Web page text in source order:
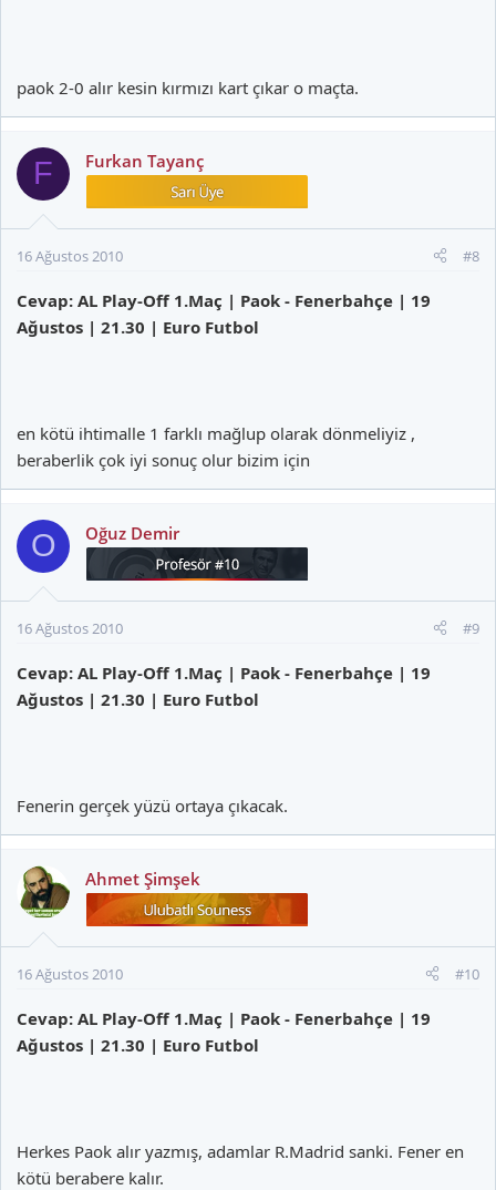
paok 2-0 alır kesin kırmızı kart çıkar o maçta.
F Furkan Tayanç
16 Ağustos 2010 #8
Cevap: AL Play-Off 1.Maç | Paok - Fenerbahçe | 19
Ağustos | 21.30 | Euro Futbol
en kötü ihtimalle 1 farklı mağlup olarak dönmeliyiz ,
beraberlik çok iyi sonuç olur bizim için
O Oğuz Demir
16 Ağustos 2010 #9
Cevap: AL Play-Off 1.Maç | Paok - Fenerbahçe | 19
Ağustos | 21.30 | Euro Futbol
Fenerin gerçek yüzü ortaya çıkacak.
Ahmet Şimşek
16 Ağustos 2010 #10
Cevap: AL Play-Off 1.Maç | Paok - Fenerbahçe | 19
Ağustos | 21.30 | Euro Futbol
Herkes Paok alır yazmış, adamlar R.Madrid sanki. Fener en
kötü berabere kalır.